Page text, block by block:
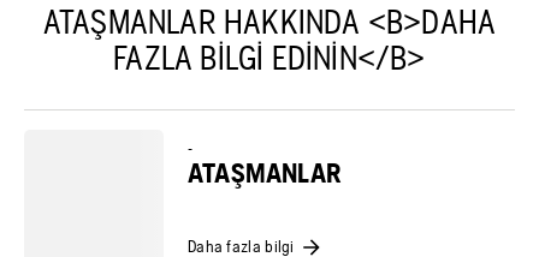
ATAŞMANLAR HAKKINDA <B>DAHA
FAZLA BILGI EDININ</B>
-
ATAŞMANLAR
Daha fazla bilgi